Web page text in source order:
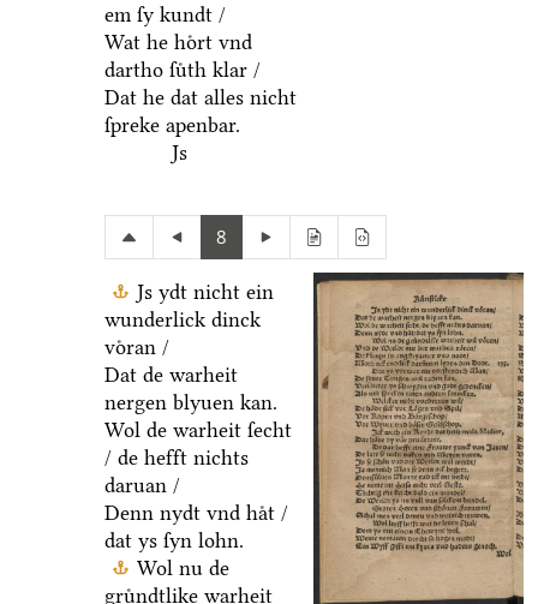
em ſy kundt /
Wat he hoͤrt vnd
dartho ſuͤth klar /
Dat he dat alles nicht
ſpreke apenbar.
Js
8
Js ydt nicht ein
wunderlick dinck
voͤran /
Dat de warheit
nergen blyuen kan.
Wol de warheit ſecht
/ de hefft nichts
daruan /
Denn nydt vnd haͤt /
dat ys ſyn lohn.
Wol nu de
gruͤndtlike warheit